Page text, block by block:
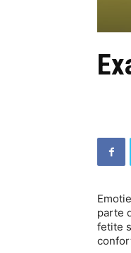
parte
fetite